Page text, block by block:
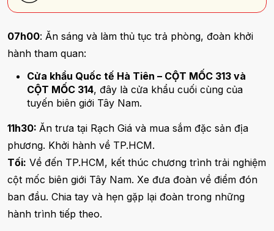
07h00: Ăn sáng và làm thủ tục trả phòng, đoàn khởi
hành tham quan:
Cửa khẩu Quốc tế Hà Tiên – CỘT MỐC 313 và
CỘT MỐC 314, đây là cửa khẩu cuối cùng của
tuyến biên giới Tây Nam.
11h30: Ăn trưa tại Rạch Giá và mua sắm đặc sản địa
phương. Khởi hành về TP.HCM.
Tối: Về đến TP.HCM, kết thúc chương trình trải nghiệm
cột mốc biên giới Tây Nam. Xe đưa đoàn về điểm đón
ban đầu. Chia tay và hẹn gặp lại đoàn trong những
hành trình tiếp theo.